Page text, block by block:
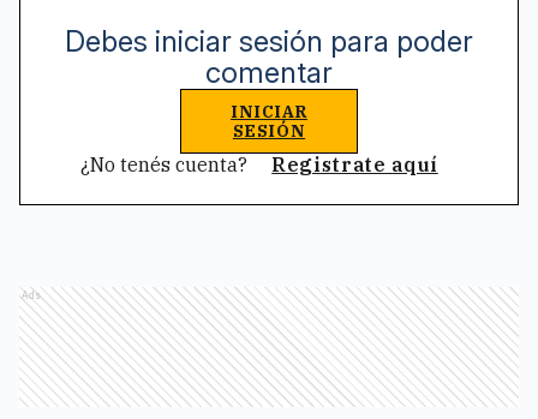
Debes iniciar sesión para poder
comentar
INICIAR
SESIÓN
¿No tenés cuenta? Registrate aquí
Ads